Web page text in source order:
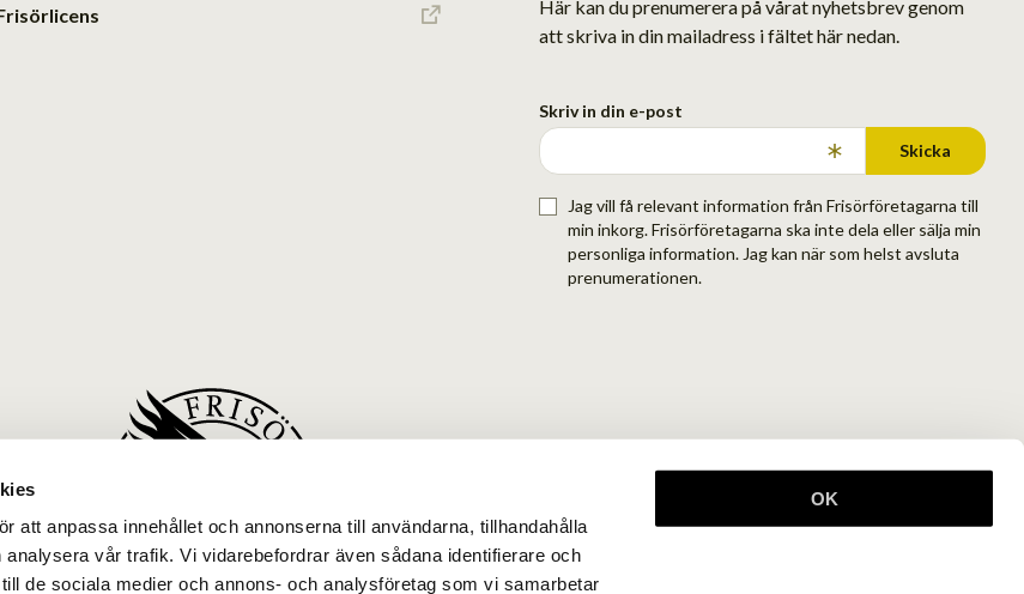
att anpassa innehållet och annonserna till användarna, tillhandahålla
vår trafik. Vi vidarebefordrar även sådana identifierare och
de sociala medier och annons- och analysföretag som vi samarbetar
OK
Här kan du prenumerera på vårat nyhetsbrev genom
att skriva in din mailadress i fältet här nedan.
Skriv in din e-post
Skicka
Jag vill få relevant information från Frisörföretagarna till
min inkorg. Frisörföretagarna ska inte dela eller sälja min
personliga information. Jag kan när som helst avsluta
prenumerationen.